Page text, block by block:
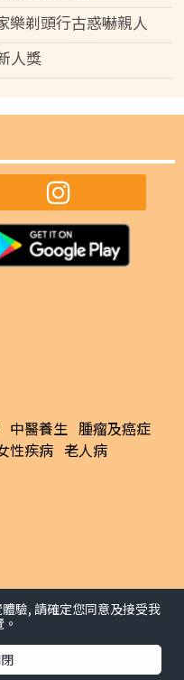
樂剃頭行古惑嚇親人
人獎
中醫養生 腫瘤及癌症
性疾病 老人病
物
驗, 請確定您同意及接受我